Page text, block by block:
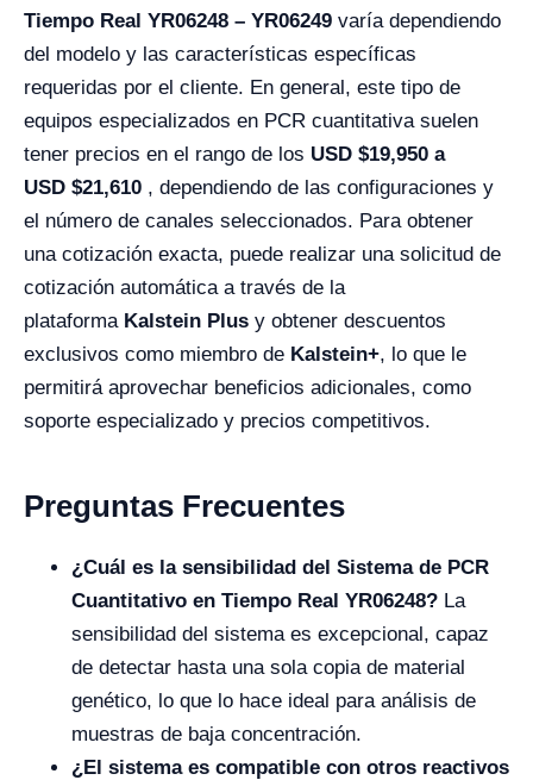
Tiempo Real YR06248 – YR06249 varía dependiendo
del modelo y las características específicas
requeridas por el cliente. En general, este tipo de
equipos especializados en PCR cuantitativa suelen
tener precios en el rango de los USD $19,950 a
USD $21,610 , dependiendo de las configuraciones y
el número de canales seleccionados. Para obtener
una cotización exacta, puede realizar una solicitud de
cotización automática a través de la
plataforma Kalstein Plus y obtener descuentos
exclusivos como miembro de Kalstein+, lo que le
permitirá aprovechar beneficios adicionales, como
soporte especializado y precios competitivos.
Preguntas Frecuentes
¿Cuál es la sensibilidad del Sistema de PCR
Cuantitativo en Tiempo Real YR06248? La
sensibilidad del sistema es excepcional, capaz
de detectar hasta una sola copia de material
genético, lo que lo hace ideal para análisis de
muestras de baja concentración.
¿El sistema es compatible con otros reactivos